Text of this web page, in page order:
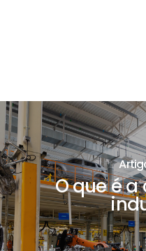
O que é